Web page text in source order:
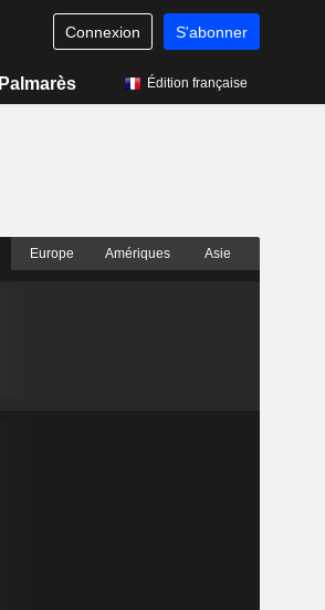
Connexion S'abonner
Palmarès Édition française
Europe Amériques Asie